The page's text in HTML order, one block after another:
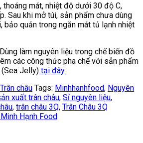
thoáng mát, nhiệt độ dưới 30 độ C,
Sau khi mở túi, sản phẩm chưa dùng
bảo quản trong ngăn mát tủ lạnh nhiệt
Dùng làm nguyên liệu trong chế biến đồ
các công thức pha chế với sản phẩm
(Sea Jelly) tại đây.
Trân châu Tags: Minhhanhfood, Nguyên
xuất trân châu, Sỉ nguyên liệu,
, trân châu 3Q, Trân Châu 3Q
Hạnh Food